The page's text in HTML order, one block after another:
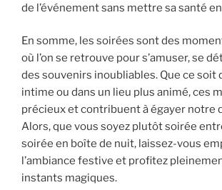
de l’événement sans mettre sa santé
En somme, les soirées sont des
où l’on se retrouve pour s’amuser, se
des souvenirs inoubliables. Que ce soit
intime ou dans un lieu plus animé, ces
précieux et contribuent à égayer notre
Alors, que vous soyez plutôt soirée
soirée en boîte de nuit, laissez-vous
l’ambiance festive et profitez
instants magiques.